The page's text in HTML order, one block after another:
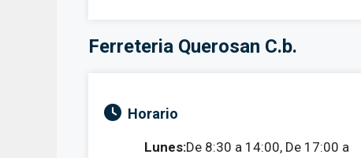
Ferreteria Querosan C.b.
Horario
Lunes:De 8:30 a 14:00, De 17:00 a